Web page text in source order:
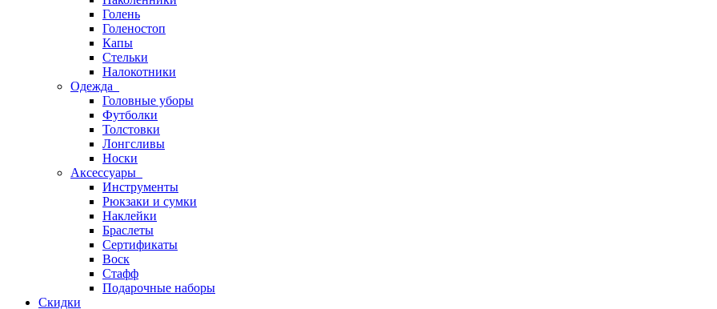
Голень
Голеностоп
Капы
Стельки
Налокотники
Одежда
Головные уборы
Футболки
Толстовки
Лонгсливы
Носки
Аксессуары
Инструменты
Рюкзаки и сумки
Наклейки
Браслеты
Сертификаты
Воск
Стафф
Подарочные наборы
Скидки